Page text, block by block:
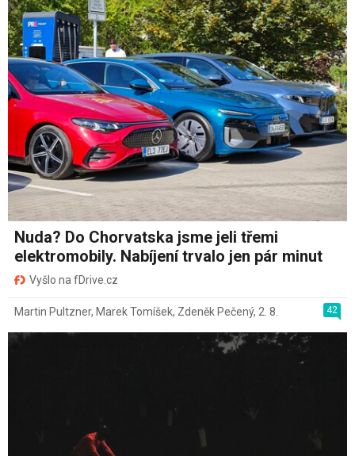
Nuda? Do Chorvatska jsme jeli třemi
elektromobily. Nabíjení trvalo jen pár minut
Vyšlo na fDrive.cz
42
Martin Pultzner, Marek Tomíšek, Zdeněk Pečený, 2. 8.